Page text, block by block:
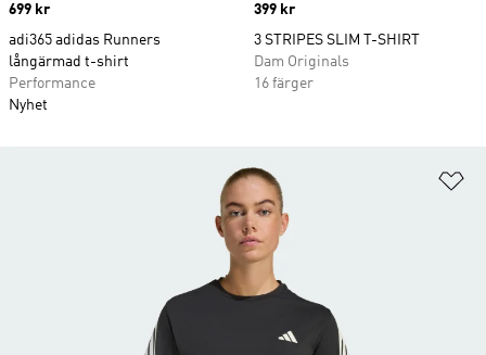
Price
699 kr
adi365 adidas Runners
långärmad t-shirt
Performance
Nyhet
Price
399 kr
3 STRIPES SLIM T-SHIRT
Dam Originals
16 färger